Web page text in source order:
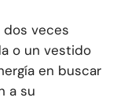
dos veces
o un vestido
en buscar
a su